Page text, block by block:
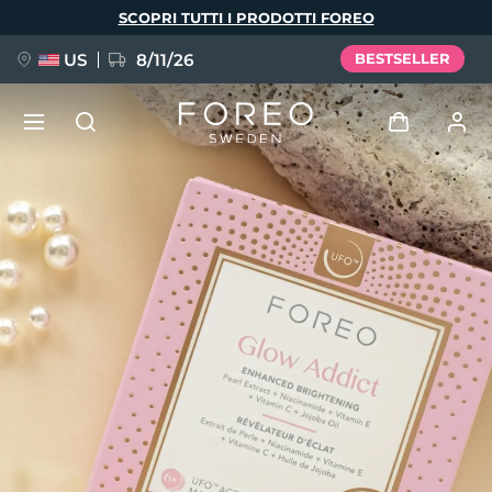
SCOPRI TUTTI I PRODOTTI FOREO
US 8/11/26 BESTSELLER
Accedi
Profilo utente
I miei dispositivi
I miei ordini
I miei indirizzi
I miei abbonamenti
NUOVO
FAQ™ Pure Beauty-Tech Elixir
BREAKING NEWS
issa™ Teeth Whitening Set
Lingua
English Deutsch
Español
Français
Italiano
Português
Svenska
Русский
简体中文 繁體中文